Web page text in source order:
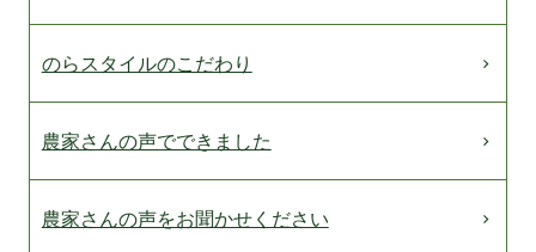
のらスタイルのこだわり
農家さんの声でできました
農家さんの声をお聞かせください